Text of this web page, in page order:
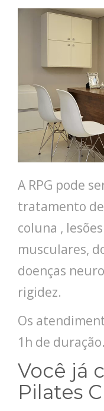
A RPG pode
tratamento
coluna ,
musculares,
doenças
rigidez.
Os
1h de duração.
Você já
Pilates